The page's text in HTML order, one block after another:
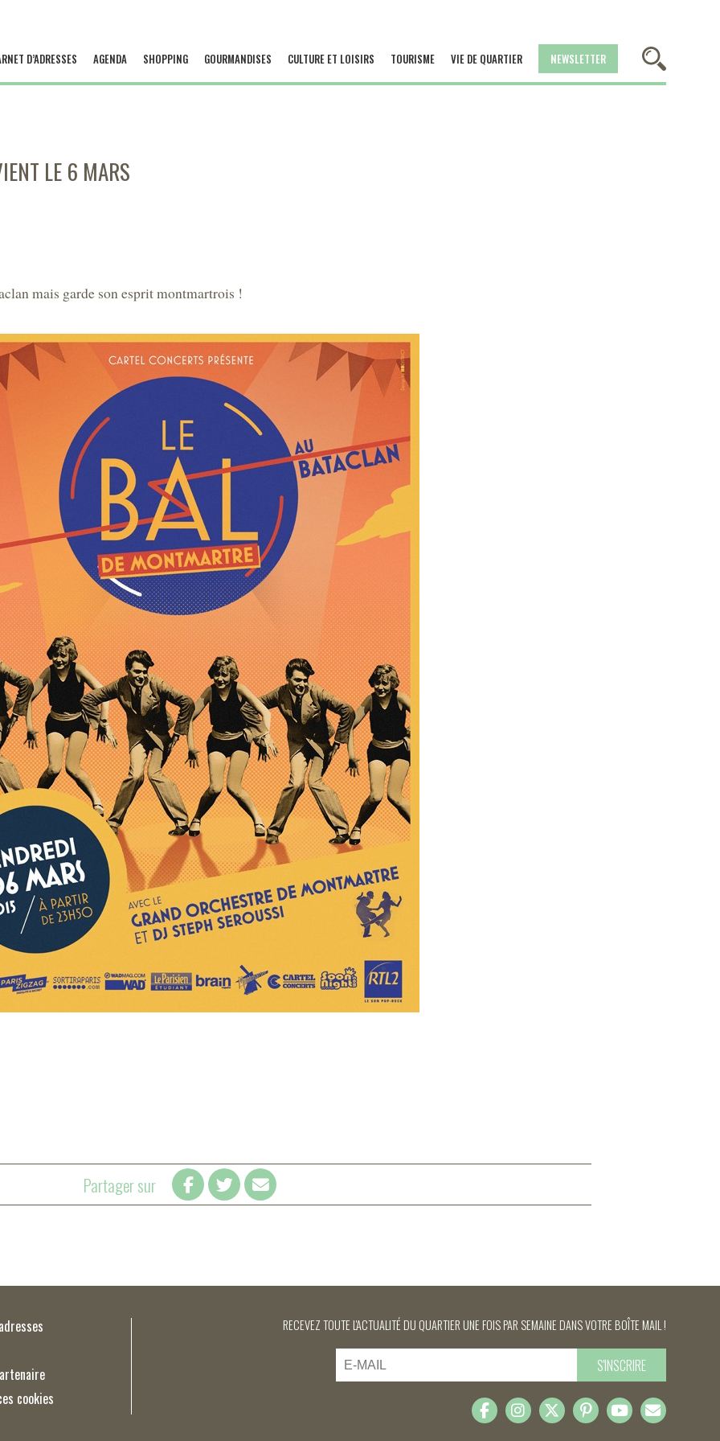
D’ADRESSES AGENDA SHOPPING GOURMANDISES CULTURE ET LOISIRS TOURISME VIE DE QUARTIER NEWSLETTER
LE 6 MARS
mais garde son esprit montmartrois !
Partager sur
cookies
RECEVEZ TOUTE L'ACTUALITÉ DU QUARTIER UNE FOIS PAR SEMAINE DANS VOTRE BOÎTE MAIL !